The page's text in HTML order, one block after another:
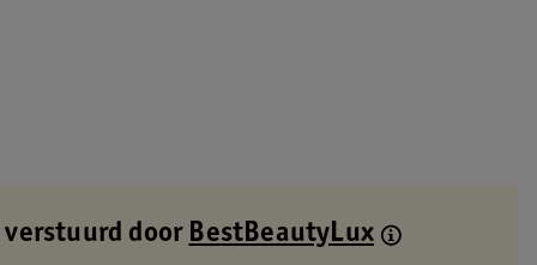
verstuurd door BestBeautyLux